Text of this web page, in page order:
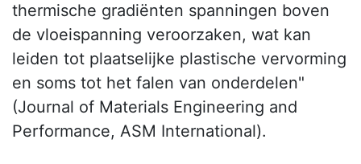
thermische gradiënten spanningen boven
de vloeispanning veroorzaken, wat kan
leiden tot plaatselijke plastische vervorming
en soms tot het falen van onderdelen"
(Journal of Materials Engineering and
Performance, ASM International).